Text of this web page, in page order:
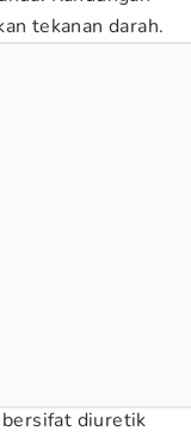
tekanan darah.
diuretik